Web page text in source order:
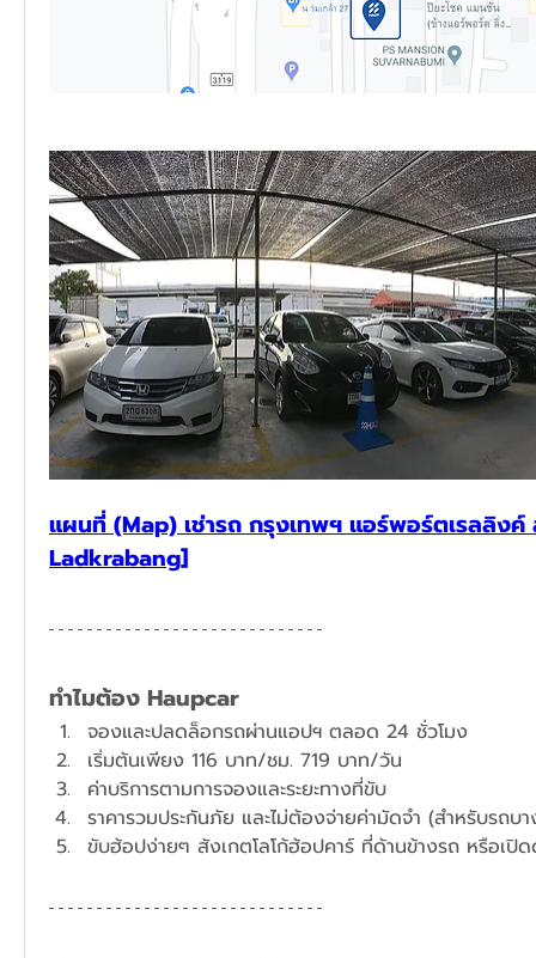
แผนที่ (Map) เช่ารถ กรุงเทพฯ แอร์พอร์ตเรลลิงค์
Ladkrabang]
ทำไมต้อง Haupcar
จองและปลดล็อกรถผ่านแอปฯ ตลอด 24 ชั่วโมง
​เริ่มต้นเพียง 116 บาท/ชม. 719 บาท/วัน
ค่าบริการตามการจองและระยะทางที่ขับ
ราคารวมประกันภัย และไม่ต้องจ่ายค่ามัดจำ (สำหรับรถบ
ขับฮ้อปง่ายๆ สังเกตโลโก้ฮ้อปคาร์ ที่ด้านข้างรถ หรือเปิ